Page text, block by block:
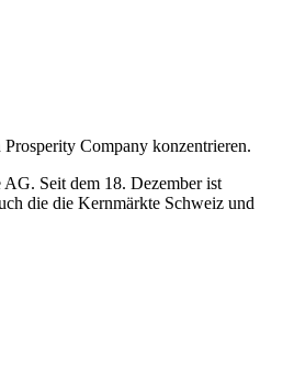
Company konzentrieren.
Seit dem 18. Dezember ist
die die Kernmärkte Schweiz und